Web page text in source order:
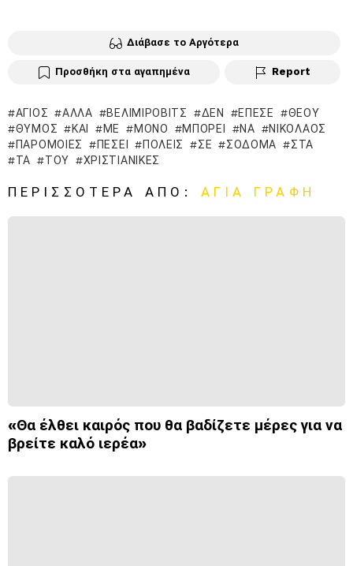
Διάβασε το Αργότερα
Προσθήκη στα αγαπημένα Report
ΆΓΙΟΣ ΑΛΛΆ ΒΕΛΙΜΊΡΟΒΙΤΣ ΔΕΝ ΈΠΕΣΕ
ΘΕΟΎ
ΘΥΜΌΣ
ΚΑΙ ΜΕ ΜΌΝΟ ΜΠΟΡΕΊ ΝΑ
ΝΙΚΌΛΑΟΣ
ΠΑΡΌΜΟΙΕΣ
ΠΈΣΕΙ ΠΌΛΕΙΣ ΣΕ ΣΌΔΟΜΑ
ΣΤΑ
ΤΑ
ΤΟΥ ΧΡΙΣΤΙΑΝΙΚΈΣ
ΠΕΡΙΣΣΌΤΕΡΑ ΑΠΌ: ΑΓΙΑ ΓΡΑΦΗ
«Θα έλθει καιρός που θα βαδίζετε μέρες για να
βρείτε καλό ιερέα»